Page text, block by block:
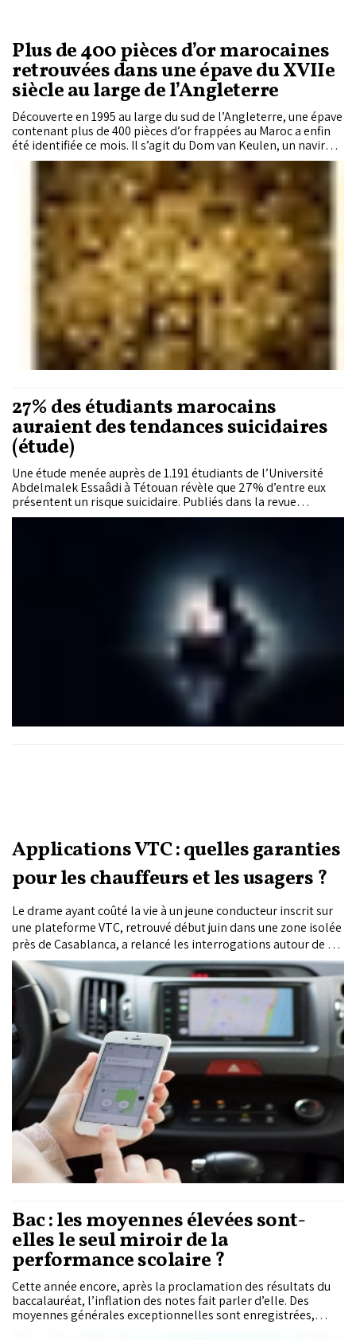
Plus de 400 pièces d’or marocaines
retrouvées dans une épave du XVIIe
siècle au large de l’Angleterre
Découverte en 1995 au large du sud de l’Angleterre, une épave
contenant plus de 400 pièces d’or frappées au Maroc a enfin
été identifiée ce mois. Il s’agit du Dom van Keulen, un navire
marchand néerlandais parti du royaume en 1633 avant de
sombrer près des côtes anglaises. Cette découverte révèle,
preuves à l’appui, la place qu’occupait déjà le Maroc dans les
grandes routes commerciales reliant l’Afrique et l’Europe au
XVIIe siècle.
27% des étudiants marocains
auraient des tendances suicidaires
(étude)
Une étude menée auprès de 1.191 étudiants de l’Université
Abdelmalek Essaâdi à Tétouan révèle que 27% d’entre eux
présentent un risque suicidaire. Publiés dans la revue
scientifique Discover Public Health, ces résultats apportent
familiaux et l’exposition aux violences. Face à ces
vulnérabilités, la question des dispositifs de dépistage et
d’accompagnement sur les campus se pose avec acuité.
L’étude appelle à renforcer la prévention, l’orientation vers
les soins et la production de données actualisées sur la santé
Applications VTC : quelles garanties
pour les chauffeurs et les usagers ?
Le drame ayant coûté la vie à un jeune conducteur inscrit sur
une plateforme VTC, retrouvé début juin dans une zone isolée
près de Casablanca, a relancé les interrogations autour de la
sécurité dans ce secteur en pleine expansion. Si les
applications mettent en avant des dispositifs de vérification,
de suivi des trajets et d’alerte d’urgence, plusieurs questions
demeurent sur leur efficacité réelle et sur l’encadrement
global de l’activité. Entre protection numérique, contrôle des
profils et absence d’un cadre réglementaire spécifique,
chauffeurs et usagers restent au cœur d’un débat qui prend de
l’ampleur.
Bac : les moyennes élevées sont-
elles le seul miroir de la
performance scolaire ?
Cette année encore, après la proclamation des résultats du
baccalauréat, l’inflation des notes fait parler d’elle. Des
moyennes générales exceptionnelles sont enregistrées,